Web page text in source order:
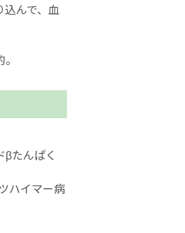
んで、血
たんぱく
ハイマー病